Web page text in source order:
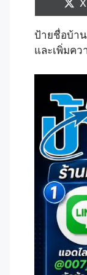
ป้ายชื่อบ้าน
และเพิ่มค